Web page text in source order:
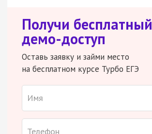
Получи бесплатный
демо-доступ
Оставь заявку и займи место
на бесплатном курсе Турбо ЕГЭ